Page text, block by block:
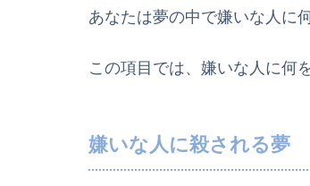
あなたは夢の中で嫌いな人に
この項目では、嫌いな人に何
嫌いな人に殺される夢